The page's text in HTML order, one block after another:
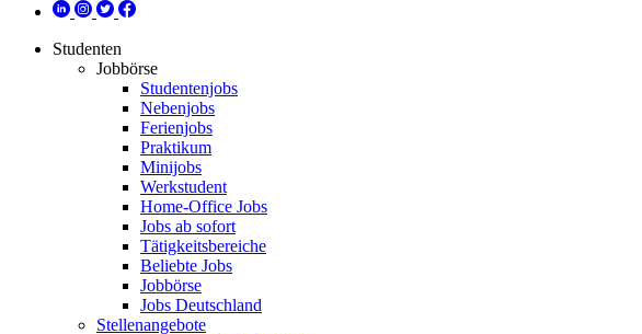
Studenten
Jobbörse
Studentenjobs
Nebenjobs
Ferienjobs
Praktikum
Minijobs
Werkstudent
Home-Office Jobs
Jobs ab sofort
Tätigkeitsbereiche
Beliebte Jobs
Jobbörse
Jobs Deutschland
Stellenangebote